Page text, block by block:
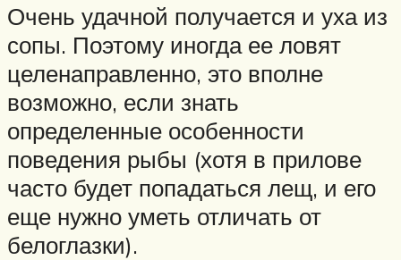
Очень удачной получается и уха из
сопы. Поэтому иногда ее ловят
целенаправленно, это вполне
возможно, если знать
определенные особенности
поведения рыбы (хотя в прилове
часто будет попадаться лещ, и его
еще нужно уметь отличать от
белоглазки).